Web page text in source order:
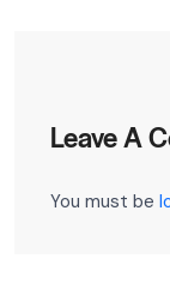
Leave A
You must be